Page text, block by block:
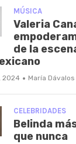
MÚSICA
Valeria
de la
2024 · María Dávalos
CELEBRIDADES
Belinda
que nunca